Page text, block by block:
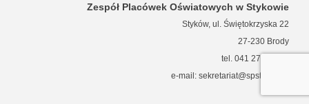
Zespół Placówek Oświatowych w Stykowie
Styków, ul. Świętokrzyska 22
27-230 Brody
tel. 041 271 63 66
e-mail: sekretariat@spstykow.pl